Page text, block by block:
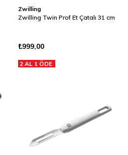
Zwilling
Zwilling Twin Prof Et Çatalı 31 cm
₺999,00
2 AL 1 ÖDE